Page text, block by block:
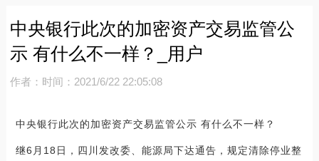
中央银行此次的加密资产交易监管公
示 有什么不一样？_用户
作者： 时间：2021/6/22 22:05:08
中央银行此次的加密资产交易监管公示 有什么不一样？
继6月18日，四川发改委、能源局下达通告，规定清除停业整